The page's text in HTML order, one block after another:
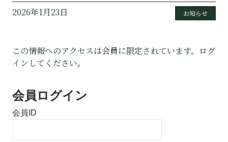
2026年1月23日 お知らせ
この情報へのアクセスは会員に限定されています。ログ
インしてください。
会員ログイン
会員ID